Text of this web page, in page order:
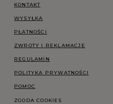
KONTAKT
WYSYŁKA
PŁATNOŚCI
ZWROTY I REKLAMACJE
REGULAMIN
POLITYKA PRYWATNOŚCI
POMOC
ZGODA COOKIES